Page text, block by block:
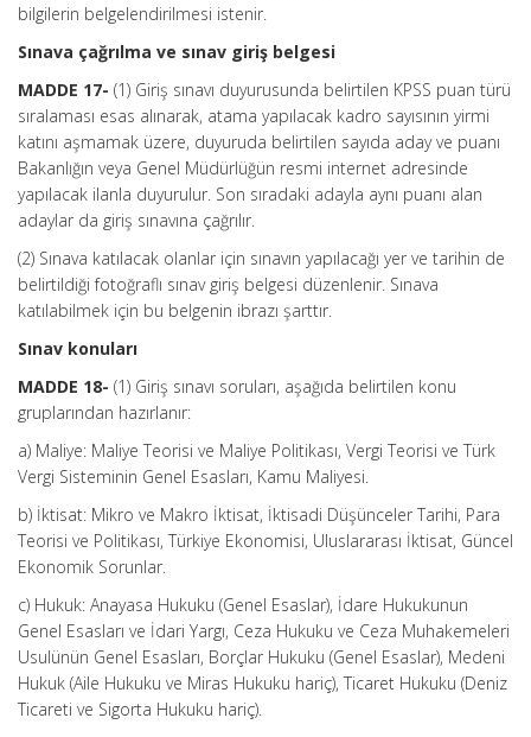
bilgilerin belgelendirilmesi istenir.
Sınava çağrılma ve sınav giriş belgesi
MADDE 17- (1) Giriş sınavı duyurusunda belirtilen KPSS puan türü
sıralaması esas alınarak, atama yapılacak kadro sayısının yirmi
katını aşmamak üzere, duyuruda belirtilen sayıda aday ve puanı
Bakanlığın veya Genel Müdürlüğün resmi internet adresinde
yapılacak ilanla duyurulur. Son sıradaki adayla aynı puanı alan
adaylar da giriş sınavına çağrılır.
(2) Sınava katılacak olanlar için sınavın yapılacağı yer ve tarihin de
belirtildiği fotoğraflı sınav giriş belgesi düzenlenir. Sınava
katılabilmek için bu belgenin ibrazı şarttır.
Sınav konuları
MADDE 18- (1) Giriş sınavı soruları, aşağıda belirtilen konu
gruplarından hazırlanır:
a) Maliye: Maliye Teorisi ve Maliye Politikası, Vergi Teorisi ve Türk
Vergi Sisteminin Genel Esasları, Kamu Maliyesi.
b) İktisat: Mikro ve Makro İktisat, İktisadi Düşünceler Tarihi, Para
Teorisi ve Politikası, Türkiye Ekonomisi, Uluslararası İktisat, Güncel
Ekonomik Sorunlar.
c) Hukuk: Anayasa Hukuku (Genel Esaslar), İdare Hukukunun
Genel Esasları ve İdari Yargı, Ceza Hukuku ve Ceza Muhakemeleri
Usulünün Genel Esasları, Borçlar Hukuku (Genel Esaslar), Medeni
Hukuk (Aile Hukuku ve Miras Hukuku hariç), Ticaret Hukuku (Deniz
Ticareti ve Sigorta Hukuku hariç).